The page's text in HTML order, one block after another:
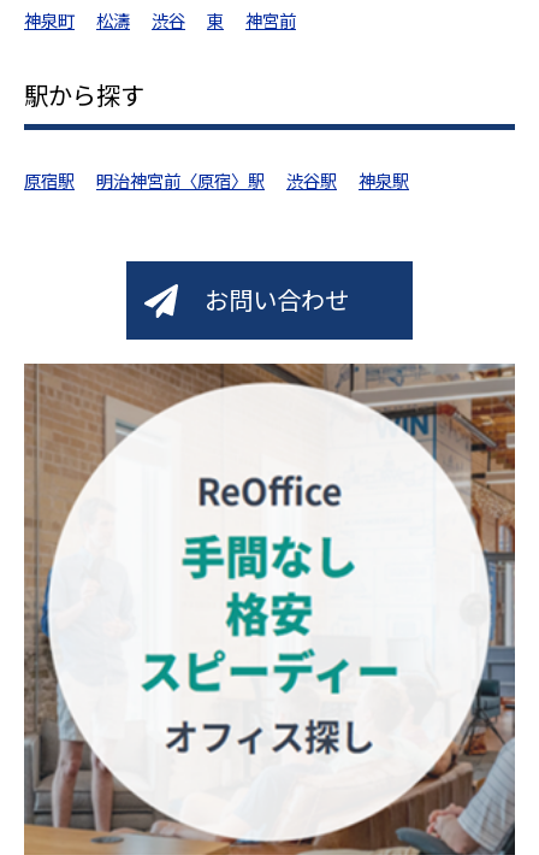
神泉町
松濤 渋谷 東 神宮前
駅から探す
原宿駅 明治神宮前〈原宿〉駅 渋谷駅 神泉駅
お問い合わせ